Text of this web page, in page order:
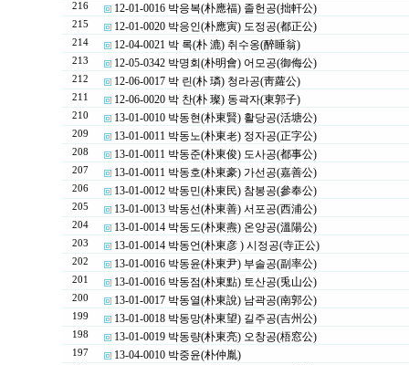
216 12-01-0016 박응복(朴應福) 졸헌공(拙軒公)
215 12-01-0020 박응인(朴應寅) 도정공(都正公)
214 12-04-0021 박 록(朴 漉) 취수옹(醉睡翁)
213 12-05-0342 박명회(朴明會) 어모공(御侮公)
212 12-06-0017 박 린(朴 璘) 청라공(靑蘿公)
211 12-06-0020 박 찬(朴 璨) 동곽자(東郭子)
210 13-01-0010 박동현(朴東賢) 활당공(活塘公)
209 13-01-0011 박동노(朴東老) 정자공(正字公)
208 13-01-0011 박동준(朴東俊) 도사공(都事公)
207 13-01-0011 박동호(朴東豪) 가선공(嘉善公)
206 13-01-0012 박동민(朴東民) 참봉공(參奉公)
205 13-01-0013 박동선(朴東善) 서포공(西浦公)
204 13-01-0014 박동도(朴東燾) 온양공(溫陽公)
203 13-01-0014 박동언(朴東彦 ) 시정공(寺正公)
202 13-01-0016 박동윤(朴東尹) 부솔공(副率公)
201 13-01-0016 박동점(朴東點) 토산공(兎山公)
200 13-01-0017 박동열(朴東說) 남곽공(南郭公)
199 13-01-0018 박동망(朴東望) 길주공(吉州公)
198 13-01-0019 박동량(朴東亮) 오창공(梧窓公)
197 13-04-0010 박중윤(朴仲胤)